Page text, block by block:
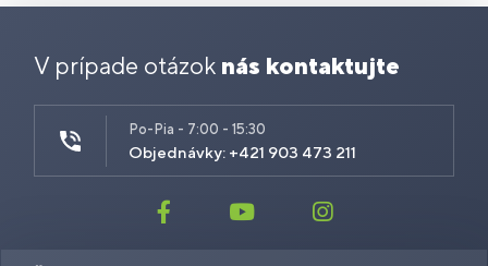
V prípade otázok nás kontaktujte
Po-Pia - 7:00 - 15:30
Objednávky: +421 903 473 211